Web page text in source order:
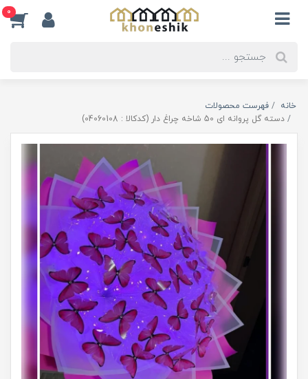
0
خانه
فهرست محصولات
دسته گل پروانه ای 50 شاخه چراغ دار (کدکالا : 04060108)